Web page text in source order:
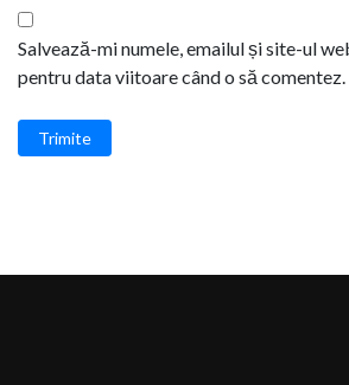
Salvează-mi numele, emailul și site-ul
pentru data viitoare când o să comentez.
Trimite